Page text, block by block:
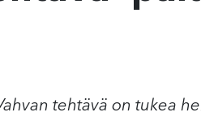
tehtävä on tukea